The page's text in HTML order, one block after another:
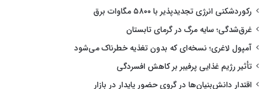
رکوردشکنی انرژی تجدیدپذیر با ۵۸۰۰ مگاوات برق
غرق‌شدگی؛ سایه مرگ در گرمای تابستان
آمپول لاغری؛ نسخه‌ای که بدون تغذیه خطرناک می‌شود
تأثیر رژیم غذایی پرفیبر بر کاهش افسردگی
اقتدار دانش‌بنیان‌ها در گروی حضور پایدار در بازار